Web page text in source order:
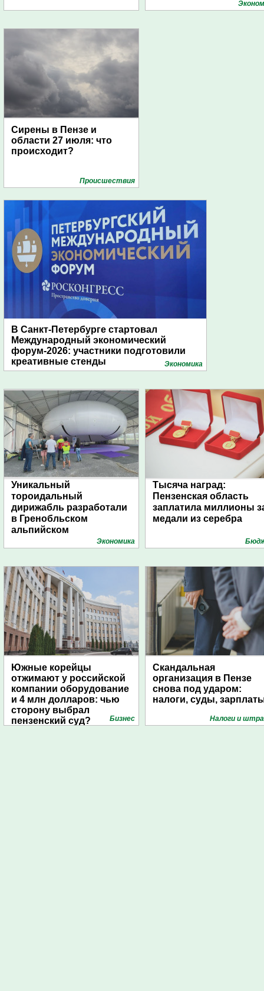
поселений с помощью
Сирены в Пензе и
области 27 июля: что
происходит?
Проиcшествия
В Санкт-Петербурге стартовал
Международный экономический
форум-2026: участники подготовили
креативные стенды
Экономика
Уникальный
тороидальный
дирижабль разработали
в Гренобльском
альпийском
Экономика
Тысяча наград:
Пензенская область
заплатила миллионы
медали из серебра
Южные корейцы
отжимают у российской
компании оборудование
и 4 млн долларов: чью
сторону выбрал
пензенский суд?
Бизнес
Скандальная
организация в Пензе
снова под ударом:
налоги, суды,
Налоги и